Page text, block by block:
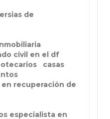
de
civil en el df
casas
recuperación de
especialista en